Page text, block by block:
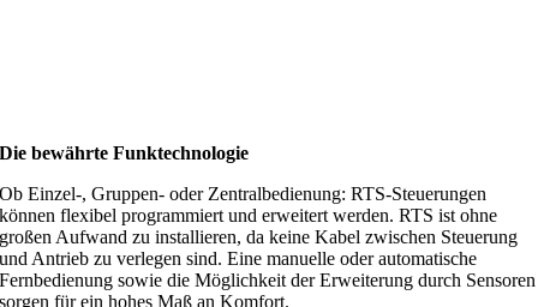
Die bewährte Funktechnologie
Ob Einzel-, Gruppen- oder Zentralbedienung: RTS-Steuerungen
können flexibel programmiert und erweitert werden. RTS ist ohne
großen Aufwand zu installieren, da keine Kabel zwischen Steuerung
und Antrieb zu verlegen sind. Eine manuelle oder automatische
Fernbedienung sowie die Möglichkeit der Erweiterung durch Sensoren
sorgen für ein hohes Maß an Komfort.